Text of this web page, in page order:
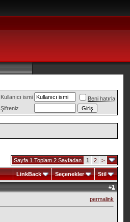
Kullanıcı ismi
Beni hatırla
Şifreniz
Sayfa 1 Toplam 2 Sayfadan 1 2 >
LinkBack Seçenekler Stil
#1
permalink